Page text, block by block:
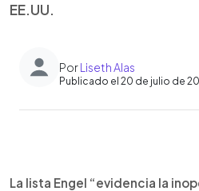
EE.UU.
PorLiseth Alas
Publicado el 20 de julio de
► Escuchar artículo
La lista Engel “evidencia la